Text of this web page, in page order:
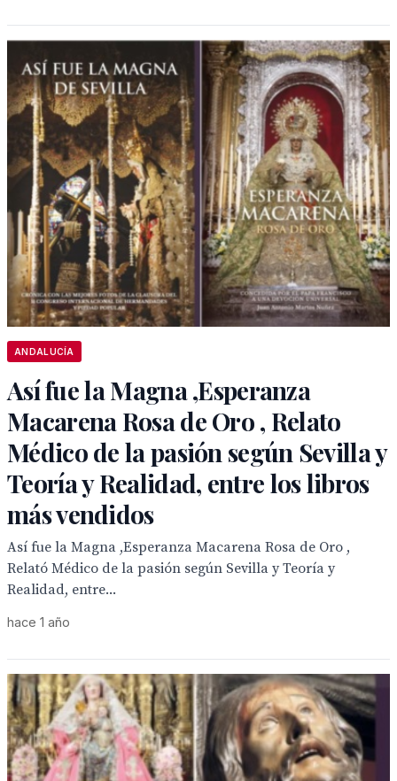
ANDALUCÍA
Así fue la Magna ,Esperanza
Macarena Rosa de Oro , Relato
Médico de la pasión según Sevilla y
Teoría y Realidad, entre los libros
más vendidos
Así fue la Magna ,Esperanza Macarena Rosa de Oro ,
Relató Médico de la pasión según Sevilla y Teoría y
Realidad, entre...
hace 1 año